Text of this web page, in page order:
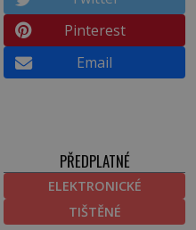
Pinterest
Email
PŘEDPLATNÉ
ELEKTRONICKÉ
TIŠTĚNÉ